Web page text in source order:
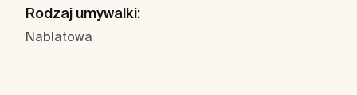
Rodzaj umywalki:
Nablatowa